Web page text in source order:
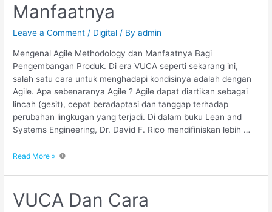
Manfaatnya
Leave a Comment / Digital / Byadmin
Mengenal Agile Methodology dan Manfaatnya Bagi
Pengembangan Produk. Di era VUCA seperti sekarang ini,
salah satu cara untuk menghadapi kondisinya adalah dengan
Agile. Apa sebenaranya Agile ? Agile dapat diartikan sebagai
lincah (gesit), cepat beradaptasi dan tanggap terhadap
perubahan lingkugan yang terjadi. Di dalam buku Lean and
Systems Engineering, Dr. David F. Rico mendifiniskan lebih …
Read More »
VUCA Dan Cara